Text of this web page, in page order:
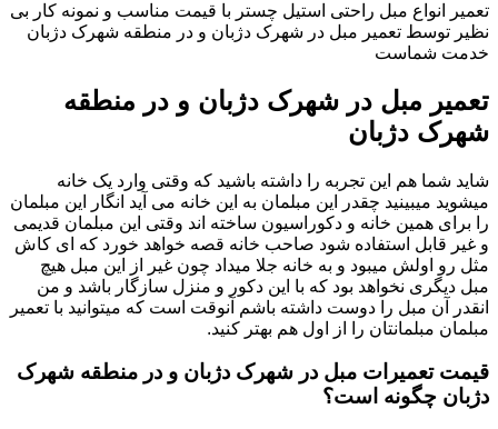
تعمیر انواع مبل راحتی استیل چستر با قیمت مناسب و نمونه کار بی
نظیر توسط تعمیر مبل در شهرک دژبان و در منطقه شهرک دژبان
خدمت شماست
تعمیر مبل در شهرک دژبان و در منطقه
شهرک دژبان
شاید شما هم این تجربه را داشته باشید که وقتی وارد یک خانه
میشوید میبینید چقدر این مبلمان به این خانه می آید انگار این مبلمان
را برای همین خانه و دکوراسیون ساخته اند وقتی این مبلمان قدیمی
و غیر قابل استفاده شود صاحب خانه قصه خواهد خورد که ای کاش
مثل رو اولش میبود و به خانه جلا میداد چون غیر از این مبل هیچ
مبل دیگری نخواهد بود که با این دکور و منزل سازگار باشد و من
انقدر آن مبل را دوست داشته باشم آنوقت است که میتوانید با تعمیر
مبلمان مبلمانتان را از اول هم بهتر کنید.
قیمت تعمیرات مبل در شهرک دژبان و در منطقه شهرک
دژبان چگونه است؟